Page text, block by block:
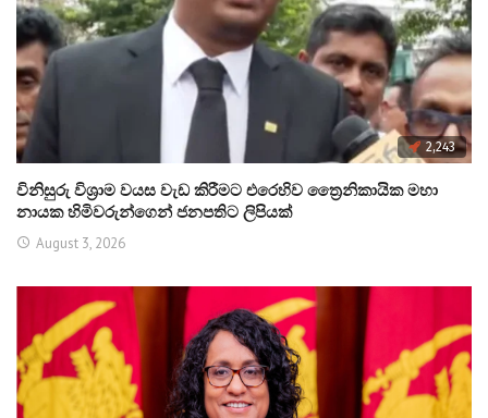
2,243
විනිසුරු විශ්‍රාම වයස වැඩ කිරීමට එරෙහිව ත්‍රෛනිකායික මහා
නායක හිමිවරුන්ගෙන් ජනපතිට ලිපියක්
August 3, 2026